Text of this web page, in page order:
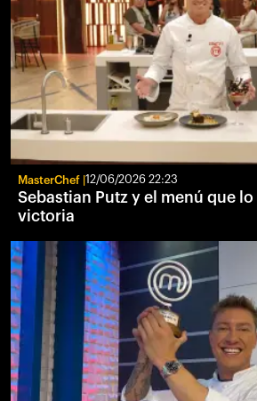
MasterChef 12/06/2026 22:23
Sebastian Putz y el menú que lo
victoria